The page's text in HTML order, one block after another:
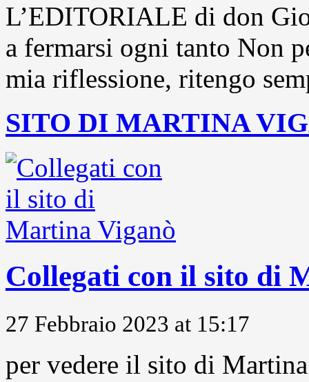
L’EDITORIALE di don
a fermarsi ogni tanto Non
mia riflessione, ritengo
SITO DI MARTINA
Collegati con il sito di
27 Febbraio 2023 at 15:17
per vedere il sito di